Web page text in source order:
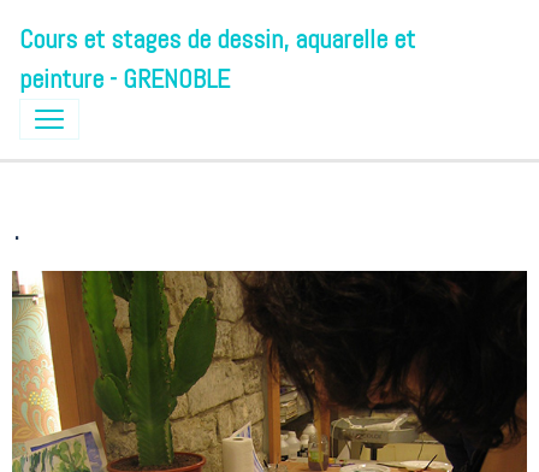
Cours et stages de dessin, aquarelle et
peinture - GRENOBLE
.